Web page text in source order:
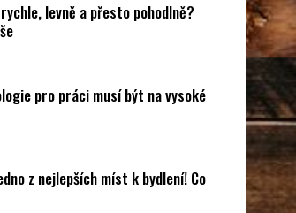
levně a přesto pohodlně?
pro práci musí být na vysoké
z nejlepších míst k bydlení! Co